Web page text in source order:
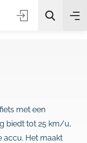
met een
biedt tot 25 km/u,
accu. Het maakt